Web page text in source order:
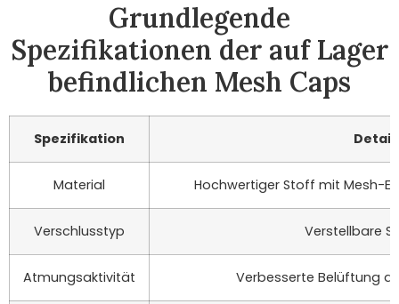
Grundlegende
Spezifikationen der auf Lager
befindlichen Mesh Caps
Spezifikation
Material Hochwertiger Stoff mit Mesh-
Verschlusstyp Verstellbare
Atmungsaktivität Verbesserte Belüftung